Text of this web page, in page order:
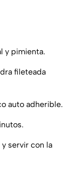
y pimienta.
fileteada
auto adherible.
servir con la